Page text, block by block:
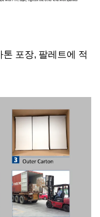
포장, 팔레트에 적